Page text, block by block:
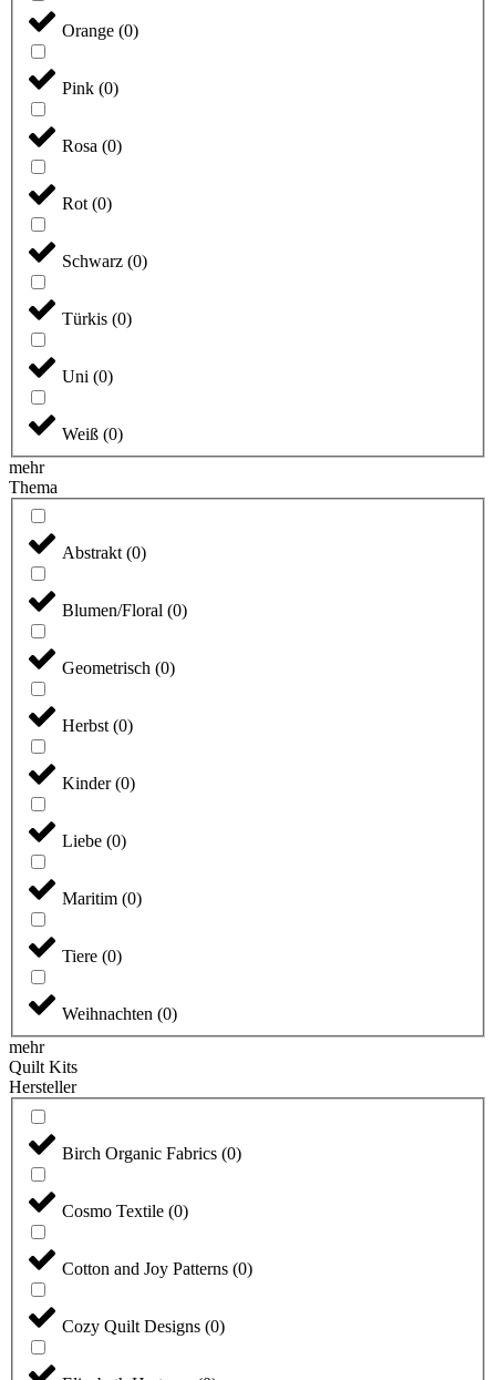
Orange (0)
Pink (0)
Rosa (0)
Rot (0)
Schwarz (0)
Türkis (0)
Uni (0)
Weiß (0)
mehr
Thema
Abstrakt (0)
Blumen/Floral (0)
Geometrisch (0)
Herbst (0)
Kinder (0)
Liebe (0)
Maritim (0)
Tiere (0)
Weihnachten (0)
mehr
Quilt Kits
Hersteller
Birch Organic Fabrics (0)
Cosmo Textile (0)
Cotton and Joy Patterns (0)
Cozy Quilt Designs (0)